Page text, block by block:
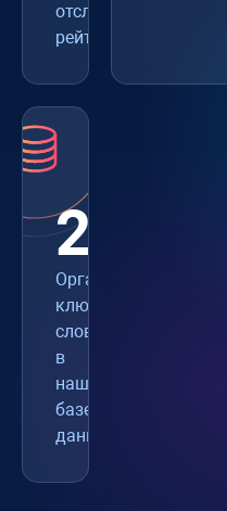
отслеживания
рейтинга
216M
Органические
ключевые
слова
в
нашей
базе
данных